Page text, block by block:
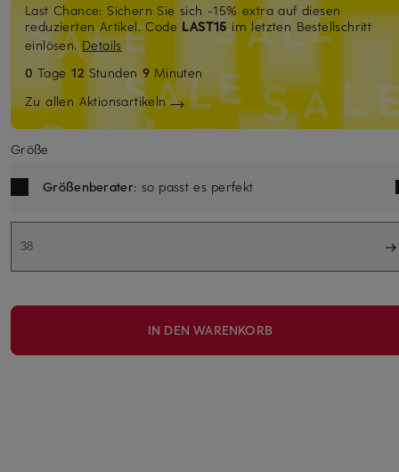
Last Chance: Sichern Sie sich -15% extra auf diesen
reduzierten Artikel. Code LAST15im letzten Bestellschritt
einlösen.Details
0 Tage12 Stunden 9 Minuten
Zu allen Aktionsartikeln
Größe
Größenberater: so passt es perfekt
38
IN DEN WARENKORB